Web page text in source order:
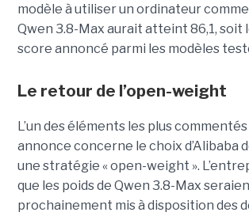
modèle à utiliser un ordinateur
Qwen 3.8-Max aurait atteint 86,1, soit
score annoncé parmi les modèles
Le retour de l’open-weight
L’un des éléments les plus
annonce concerne le choix d’Alibaba
une stratégie « open-weight ».
que les poids de Qwen 3.8-Max
prochainement mis à disposition des